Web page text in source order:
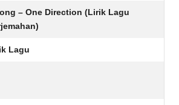
– One Direction (Lirik Lagu
Lagu